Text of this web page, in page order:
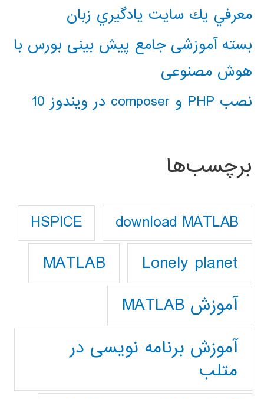
معرفي يك سايت يادگيري زبان
بسته آموزشی جامع پیش بینی بورس با
هوش مصنوعی
نصب PHP و composer در ویندوز 10
برچسب‌ها
download MATLAB
HSPICE
Lonely planet
MATLAB
آموزش MATLAB
آموزش برنامه نویسی در
متلب